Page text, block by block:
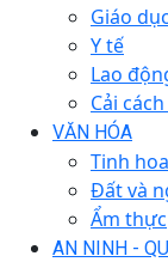
Giáo dục
Y tế
Lao
Cải
VĂN HÓA
Tinh
Đất và
Ẩm thực
AN NINH -